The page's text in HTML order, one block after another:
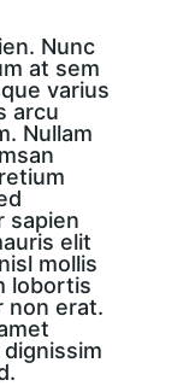
Nunc
at sem
varius
arcu
Nullam
sapien
elit
mollis
lobortis
non erat.